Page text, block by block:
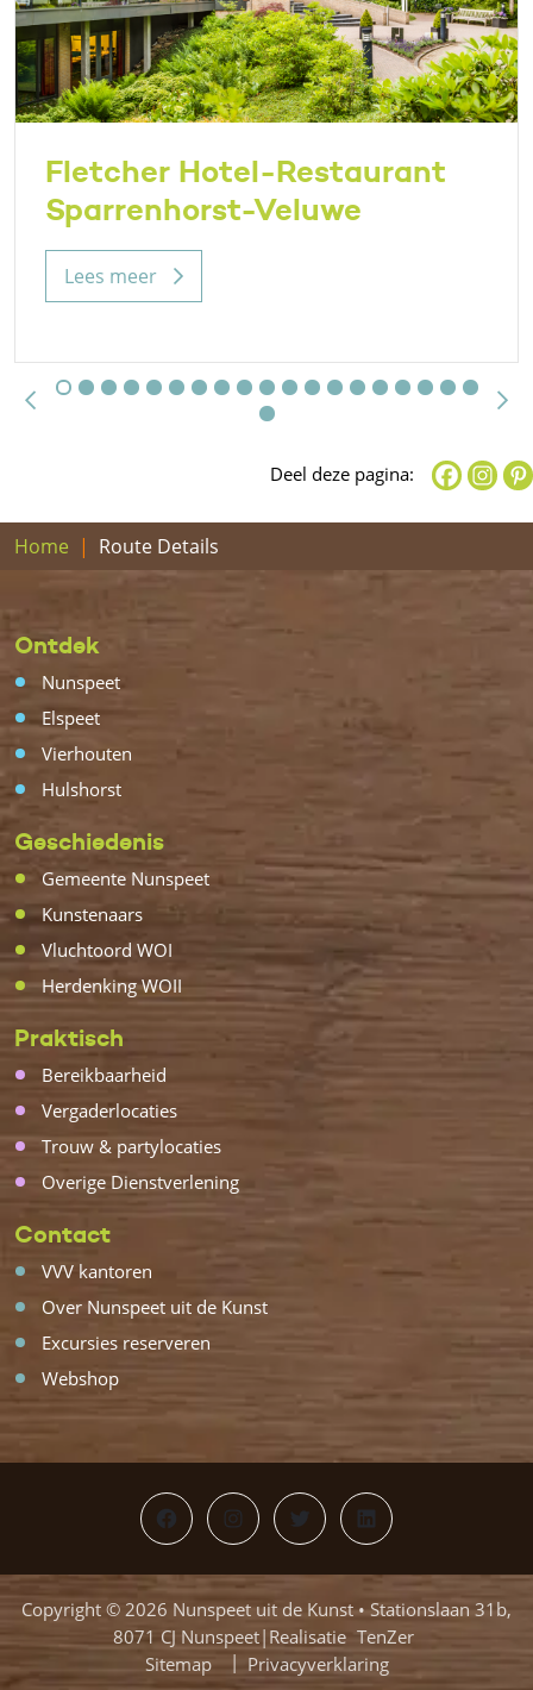
Fletcher Hotel-Restaurant
Sparrenhorst-Veluwe
Lees meer
Deel deze pagina:
Home Route Details
Ontdek
Nunspeet
Elspeet
Vierhouten
Hulshorst
Geschiedenis
Gemeente Nunspeet
Kunstenaars
Vluchtoord WOI
Herdenking WOII
Praktisch
Bereikbaarheid
Vergaderlocaties
Trouw & partylocaties
Overige Dienstverlening
Contact
VVV kantoren
Over Nunspeet uit de Kunst
Excursies reserveren
Webshop
FacebookInstagram
TwitterLinkedIn
Copyright © 2026 Nunspeet uit de Kunst • Stationslaan 31b,
8071 CJ Nunspeet|Realisatie TenZer
Sitemap
Privacyverklaring